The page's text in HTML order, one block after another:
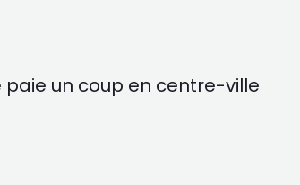
paie un coup en centre-ville